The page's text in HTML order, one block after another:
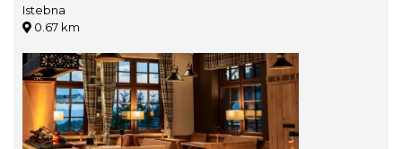
Istebna
0.67 km